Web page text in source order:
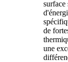
surface
de
une